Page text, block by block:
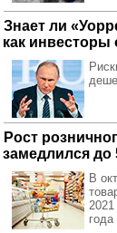
Знает ли
как
Рост
замедлился до
В